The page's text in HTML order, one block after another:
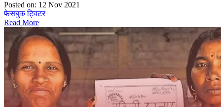
Posted on: 12 Nov 2021
फेसबुकट्विटर
Read More